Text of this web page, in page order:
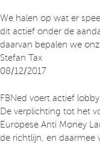
We halen op wat er
dit actief onder de
daarvan bepalen we
Stefan Tax
08/12/2017
FBNed voert actief
De verplichting tot het
Europese Anti Money
de richtlijn, en daarmee